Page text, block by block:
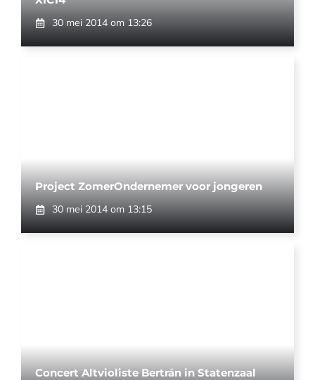
30 mei 2014 om 13:26
Project ZomerOndernemer voor jongeren
30 mei 2014 om 13:15
Concert Altvioliste Bertrán in Statenzaal